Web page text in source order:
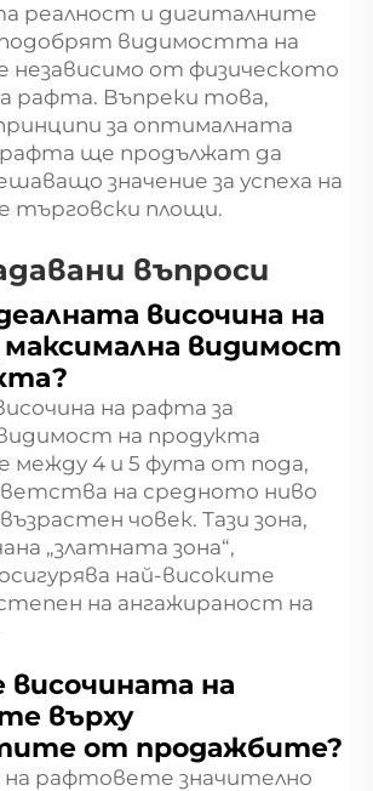
реалност и дигиталните
видимостта на
от физическото
рафта. Въпреки това,
за оптималната
рафта ще продължат да
значение за успеха на
търговски площи.
въпроси
височина на
видимост
на рафта за
на продукта
между 4 и 5 фута от пода,
на средното ниво
човек. Тази зона,
„златната зона“,
най-високите
на ангажираност на
височината на
върху
от продажбите?
на рафтовете значително